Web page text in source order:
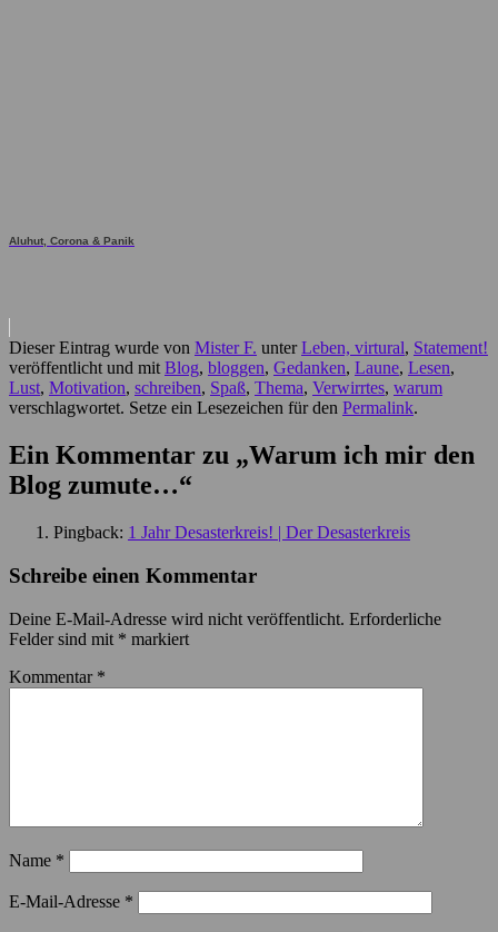
Aluhut, Corona & Panik
Dieser Eintrag wurde von Mister F. unterLeben, virtural, Statement!
veröffentlicht und mitBlog, bloggen, Gedanken, Laune, Lesen,
Lust, Motivation, schreiben, Spaß, Thema, Verwirrtes, warum
verschlagwortet. Setze ein Lesezeichen für den Permalink.
Ein Kommentar zu „Warum ich mir den
Blog zumute…“
Pingback: 1 Jahr Desasterkreis! | Der Desasterkreis
Schreibe einen Kommentar
Deine E-Mail-Adresse wird nicht veröffentlicht. Erforderliche
Felder sind mit * markiert
Kommentar *
Name *
E-Mail-Adresse *